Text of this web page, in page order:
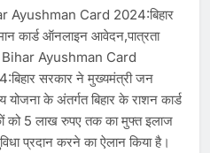
Ayushman Card 2024:बिहार
कार्ड ऑनलाइन आवेदन,पात्रता
Bihar Ayushman Card
सरकार ने मुख्यमंत्री जन
योजना के अंतर्गत बिहार के राशन कार्ड
को 5 लाख रुपए तक का मुफ्त इलाज
प्रदान करने का ऐलान किया है।